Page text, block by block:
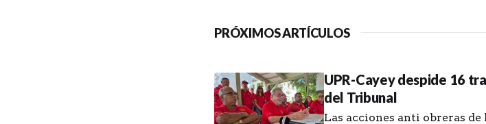
PRÓXIMOS ARTÍCULOS
UPR-Cayey despide 16
del Tribunal
Las acciones anti obreras